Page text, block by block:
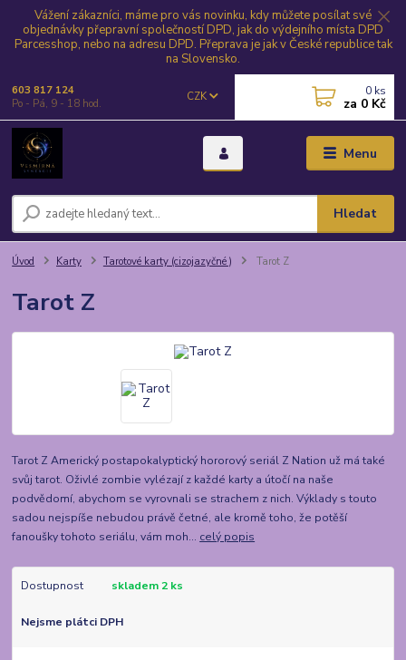
Vážení zákazníci, máme pro vás novinku, kdy můžete posílat své
objednávky přepravní společností DPD, jak do výdejního místa DPD
Parcesshop, nebo na adresu DPD. Přeprava je jak v České republice tak
na Slovensko.
Menu
CZK
Hledat
603 817 124
Po - Pá, 9 - 18 hod.
0 ks
za 0 Kč
Úvod Karty Tarotové karty (cizojazyčné ) Tarot Z
Tarot Z
Tarot Z Americký postapokalyptický hororový seriál Z Nation už má také
svůj tarot. Oživlé zombie vylézají z každé karty a útočí na naše
podvědomí, abychom se vyrovnali se strachem z nich. Výklady s touto
sadou nejspíše nebudou právě četné, ale kromě toho, že potěší
fanoušky tohoto seriálu, vám moh... celý popis
Dostupnost skladem 2 ks
Nejsme plátci DPH